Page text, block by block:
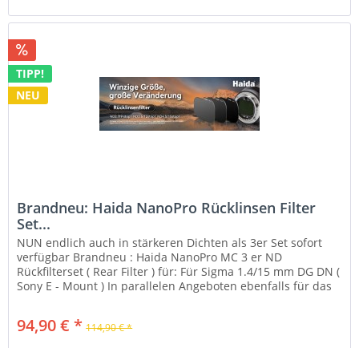
TIPP!
NEU
Brandneu: Haida NanoPro Rücklinsen Filter
Set...
NUN endlich auch in stärkeren Dichten als 3er Set sofort
verfügbar Brandneu : Haida NanoPro MC 3 er ND
Rückfilterset ( Rear Filter ) für: Für Sigma 1.4/15 mm DG DN (
Sony E - Mount ) In parallelen Angeboten ebenfalls für das
94,90 € * 114,90 € *